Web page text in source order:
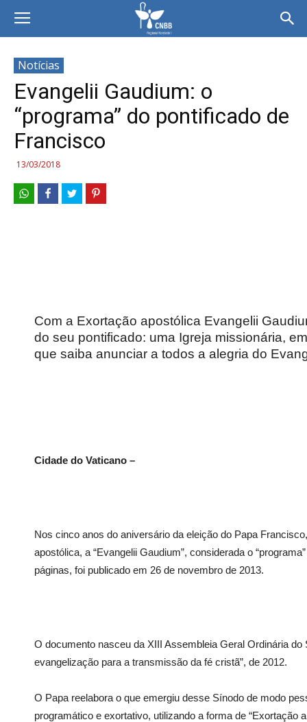
Notícias
Evangelii Gaudium: o
“programa” do pontificado de
Francisco
13/03/2018
Com a Exortação apostólica Evangelii
do seu pontificado: uma Igreja missionária,
que saiba anunciar a todos a alegria do
Cidade do Vaticano –
Nos cinco anos do aniversário da eleição do Papa
apostólica, a “Evangelii Gaudium”, considerada o
páginas, foi publicado em 26 de novembro de 2013.
O documento nasceu da XIII Assembleia Geral Ordinária do
evangelização para a transmissão da fé cristã”, de 2012.
O Papa reelabora o que emergiu desse Sínodo de modo
programático e exortativo, utilizando a forma de “Exortação